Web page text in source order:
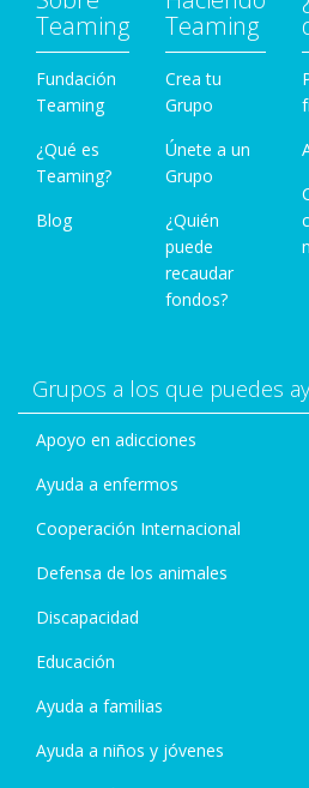
Teaming
Fundación
Teaming
¿Qué es
Teaming?
Blog
Teaming
Crea tu
Grupo
Únete a un
Grupo
¿Quién
puede
recaudar
fondos?
Grupos a los que puedes
Apoyo en adicciones
Ayuda a enfermos
Cooperación Internacional
Defensa de los animales
Discapacidad
Educación
Ayuda a familias
Ayuda a niños y jóvenes